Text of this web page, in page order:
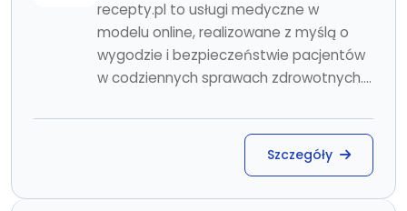
recepty.pl to usługi medyczne w
modelu online, realizowane z myślą o
wygodzie i bezpieczeństwie pacjentów
w codziennych sprawach zdrowotnych....
Szczegóły